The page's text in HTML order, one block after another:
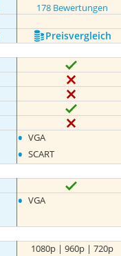
178 Bewertungen
Preis­vergleich
• VGA
• SCART
• VGA
1080p | 960p | 720p